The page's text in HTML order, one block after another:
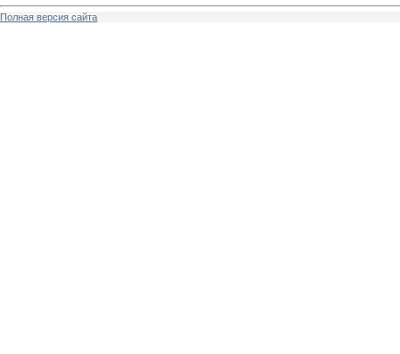
Полная версия сайта